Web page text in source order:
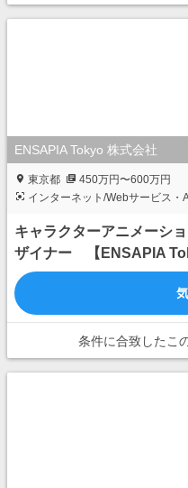
ENSAPIA Tokyo 株式会社
東京都
450万円〜600万円
インターネット/Webサービス・
キャラクターアニメーシ
ザイナー 【ENSAPIA
条件に合致したこ